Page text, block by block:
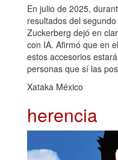
En julio de 2025,
resultados del
Zuckerberg dejó en
con IA. Afirmó que en
estos accesorios
personas que sí las
Xataka México
herencia